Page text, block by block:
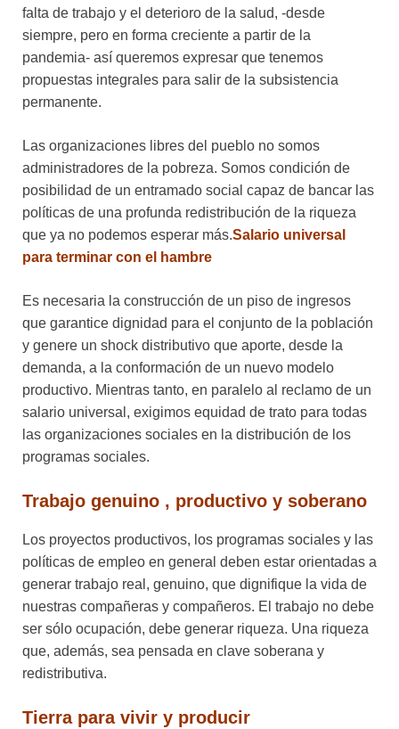
falta de trabajo y el deterioro de la salud, -desde
siempre, pero en forma creciente a partir de la
pandemia- así queremos expresar que tenemos
propuestas integrales para salir de la subsistencia
permanente.
Las organizaciones libres del pueblo no somos
administradores de la pobreza. Somos condición de
posibilidad de un entramado social capaz de bancar las
políticas de una profunda redistribución de la riqueza
que ya no podemos esperar más.Salario universal
para terminar con el hambre
Es necesaria la construcción de un piso de ingresos
que garantice dignidad para el conjunto de la población
y genere un shock distributivo que aporte, desde la
demanda, a la conformación de un nuevo modelo
productivo. Mientras tanto, en paralelo al reclamo de un
salario universal, exigimos equidad de trato para todas
las organizaciones sociales en la distribución de los
programas sociales.
Trabajo genuino , productivo y soberano
Los proyectos productivos, los programas sociales y las
políticas de empleo en general deben estar orientadas a
generar trabajo real, genuino, que dignifique la vida de
nuestras compañeras y compañeros. El trabajo no debe
ser sólo ocupación, debe generar riqueza. Una riqueza
que, además, sea pensada en clave soberana y
redistributiva.
Tierra para vivir y producir